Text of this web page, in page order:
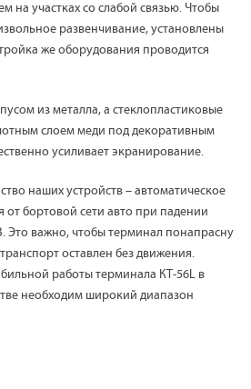
на участках со слабой связью. Чтобы
развенчивание, установлены
же оборудования проводится
из металла, а стеклопластиковые
слоем меди под декоративным
усиливает экранирование.
наших устройств – автоматическое
бортовой сети авто при падении
Это важно, чтобы терминал понапрасну
оставлен без движения.
работы терминала КТ-56L в
необходим широкий диапазон